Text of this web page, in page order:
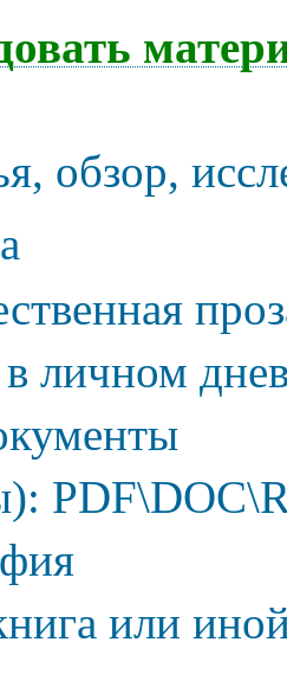
обзор,
личном
или